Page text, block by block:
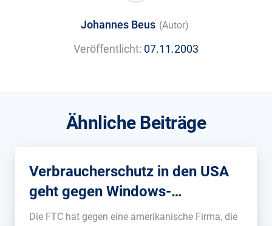
Johannes Beus (Autor)
Veröffentlicht: 07.11.2003
Ähnliche Beiträge
Verbraucherschutz in den USA
geht gegen Windows-
Nachrichtendienst-Spam vor
Die FTC hat gegen eine amerikanische Firma, die